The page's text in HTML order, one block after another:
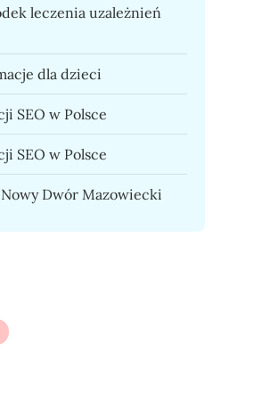
leczenia uzależnień
dla dzieci
SEO w Polsce
SEO w Polsce
Nowy Dwór Mazowiecki